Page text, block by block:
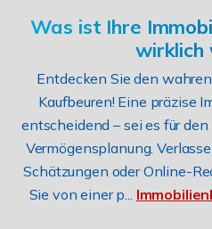
Was ist Ihre
wirklich
Entdecken Sie den
Kaufbeuren! Eine präzise
entscheidend – sei es für
Vermögensplanung.
Schätzungen oder Online-
Sie von einer p...